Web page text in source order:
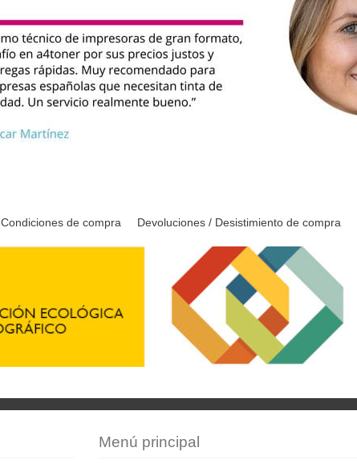
Condiciones de compra Devoluciones / Desistimiento de compra
Menú principal